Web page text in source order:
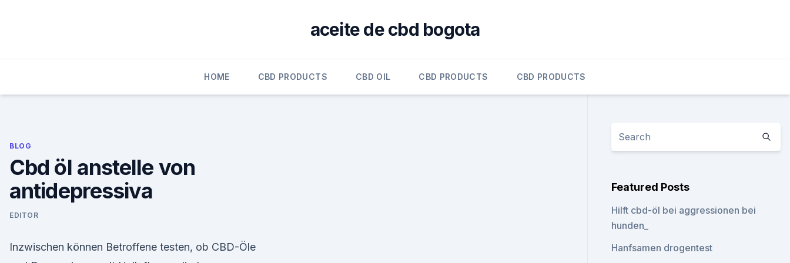
aceite de cbd bogota
HOME CBD PRODUCTS CBD OIL CBD PRODUCTS CBD PRODUCTS
BLOG
Cbd öl anstelle von
antidepressiva
EDITOR
Inzwischen können Betroffene testen, ob CBD-Öle
Featured Posts
Hilft cbd-öl bei aggressionen bei
hunden_
Hanfsamen drogentest